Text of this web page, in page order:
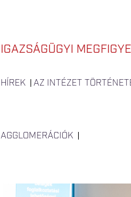
s
a
IGAZSÁGÜGYI
HÍREK AZ INTÉZET
AGGLOMERÁCIÓK